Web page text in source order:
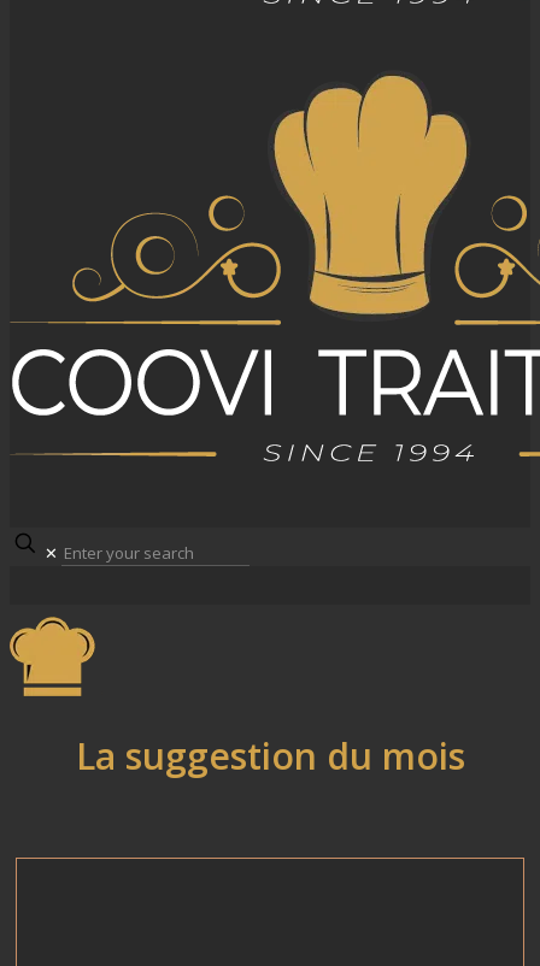
✕
La suggestion du mois